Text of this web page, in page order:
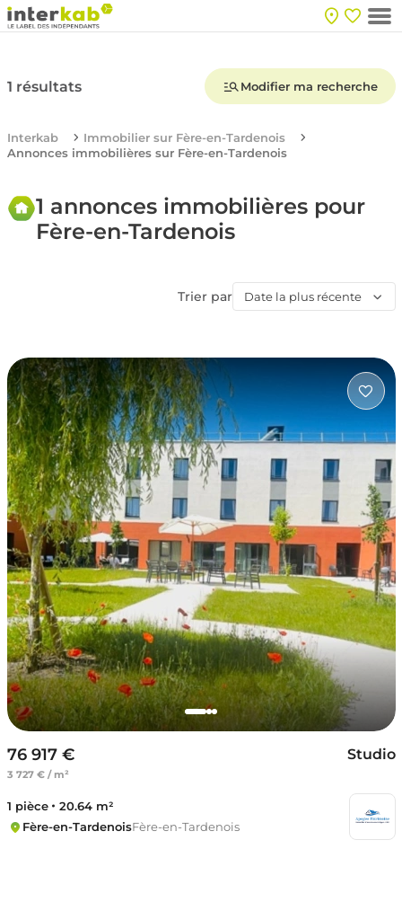
1 résultats Modifier ma recherche
Interkab
Immobilier sur Fère-en-Tardenois
Annonces immobilières sur Fère-en-Tardenois
1 annonces immobilières pour
Fère-en-Tardenois
Trier par Date la plus récente
76 917 €
3 727 € / m²
Studio
1 pièce
20.64 m²
Fère-en-TardenoisFère-en-Tardenois